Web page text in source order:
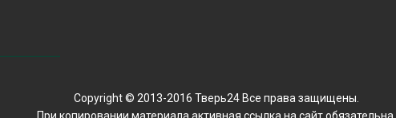
Copyright © 2013-2016 Тверь24 Все права защищены.
При копировании материала активная ссылка на сайт обязательна.